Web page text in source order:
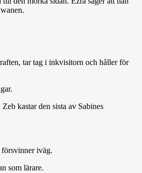
tar tag i inkvisitorn och håller för
kastar den sista av Sabines
försvinner iväg.
som lärare.